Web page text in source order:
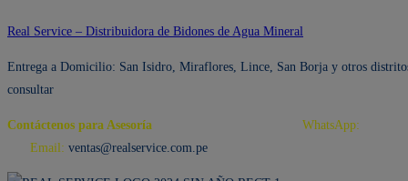
Ir
contenido
Real Service – Distribuidora de Bidones de Agua Mineral
Entrega a Domicilio: San Isidro, Miraflores, Lince, San Borja y otros
consultar
Contáctenos para Asesoría WhatsApp:
Email: ventas@realservice.com.pe